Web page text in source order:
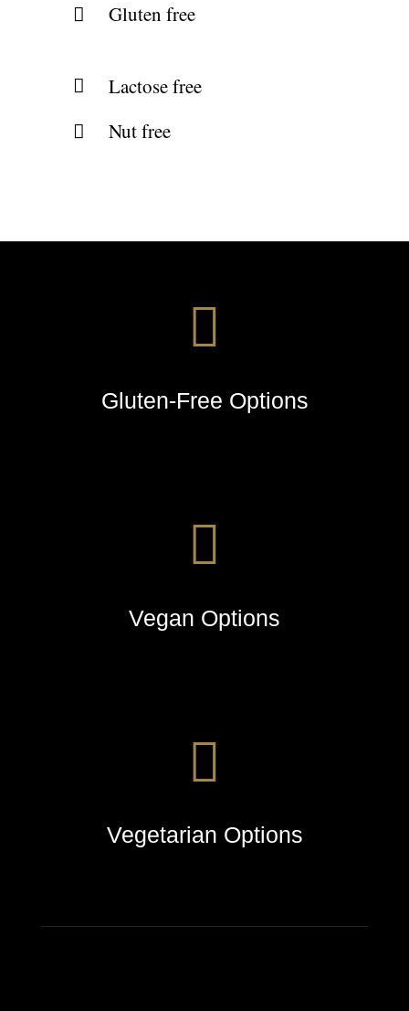
Gluten free
Lactose free
Nut free
Gluten-Free Options
Vegan Options
Vegetarian Options